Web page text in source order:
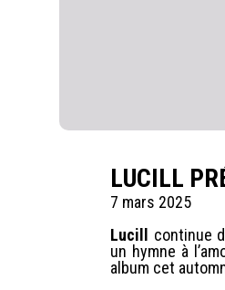
LUCILL
7 mars 2025
Lucill
continue
un hymne à
album cet